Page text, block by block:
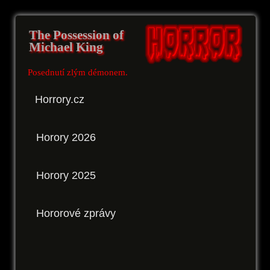
The Possession of
Michael King
Posednutí zlým démonem.
Horrory.cz
Horory 2026
Horory 2025
Hororové zprávy